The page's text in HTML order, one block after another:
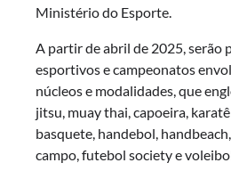
Ministério do Esporte.
A partir de abril de 2025, serão
esportivos e campeonatos
núcleos e modalidades, que
jitsu, muay thai, capoeira,
basquete, handebol,
campo, futebol society e